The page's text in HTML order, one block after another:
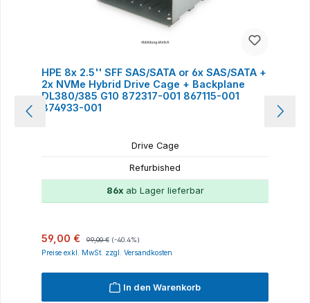
HPE 8x 2.5'' SFF SAS/SATA or 6x SAS/SATA +
2x NVMe Hybrid Drive Cage + Backplane
DL380/385 G10 872317-001 867115-001
874933-001
Drive Cage
Refurbished
86xab Lager lieferbar
Verkaufspreis:
59,00 € Regulärer Preis:
99,00 € (-40.4%)
Preise exkl. MwSt. zzgl. Versandkosten
In den Warenkorb